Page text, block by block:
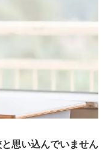
思い込んでいません